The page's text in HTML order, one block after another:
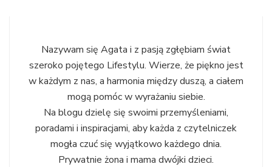
Nazywam się Agata i z pasją zgłębiam świat
szeroko pojętego Lifestylu. Wierze, że piękno jest
w każdym z nas, a harmonia między duszą, a ciałem
mogą pomóc w wyrażaniu siebie.
Na blogu dzielę się swoimi przemyśleniami,
poradami i inspiracjami, aby każda z czytelniczek
mogła czuć się wyjątkowo każdego dnia.
Prywatnie żona i mama dwójki dzieci.